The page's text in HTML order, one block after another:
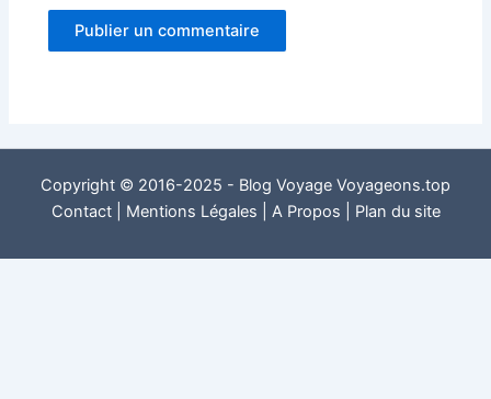
Copyright © 2016-2025 - Blog Voyage Voyageons.top
Contact| Mentions Légales A Propos Plan du site